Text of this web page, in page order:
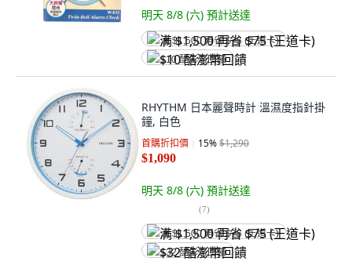
明天 8/8 (六) 預計送達
满 $1,500 再省 $75 (王道卡)
$10 酷澎幣回饋
RHYTHM 日本麗聲時計 溫濕度指針掛
鐘, 白色
首購折扣價 15%$1,290
$1,090
明天 8/8 (六) 預計送達
(7)
满 $1,500 再省 $75 (王道卡)
$32 酷澎幣回饋